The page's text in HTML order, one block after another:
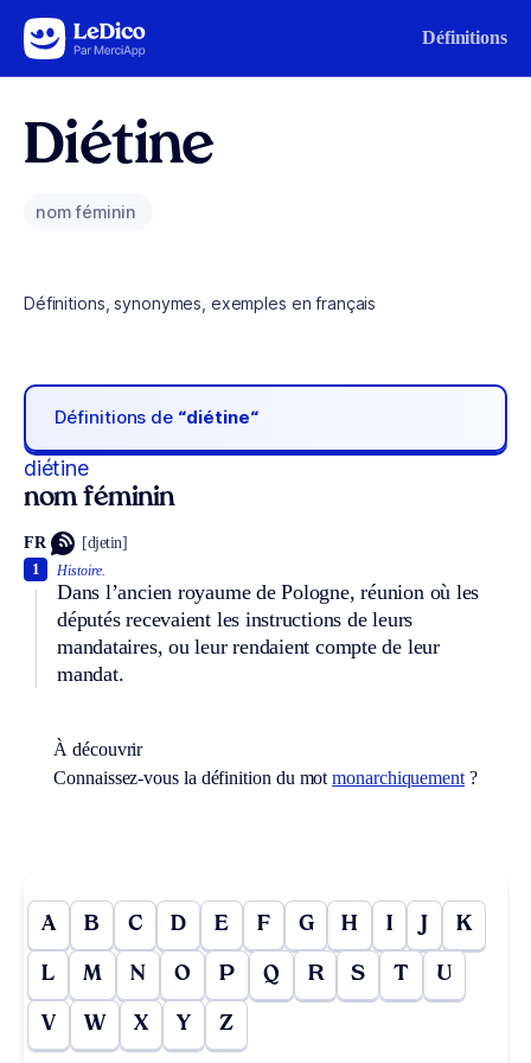
Aller au contenu Définitions
Diétine
nom féminin
Définitions, synonymes, exemples en français
Définitions de “diétine“
diétine
nom féminin
FR [djetin]
Histoire.
Dans l’ancien royaume de Pologne, réunion où les
députés recevaient les instructions de leurs
mandataires, ou leur rendaient compte de leur
mandat.
1
À découvrir
Connaissez-vous la définition du motmonarchiquement ?
A B C D E F G H I J K
L M N O P Q R S T U
V W X Y Z